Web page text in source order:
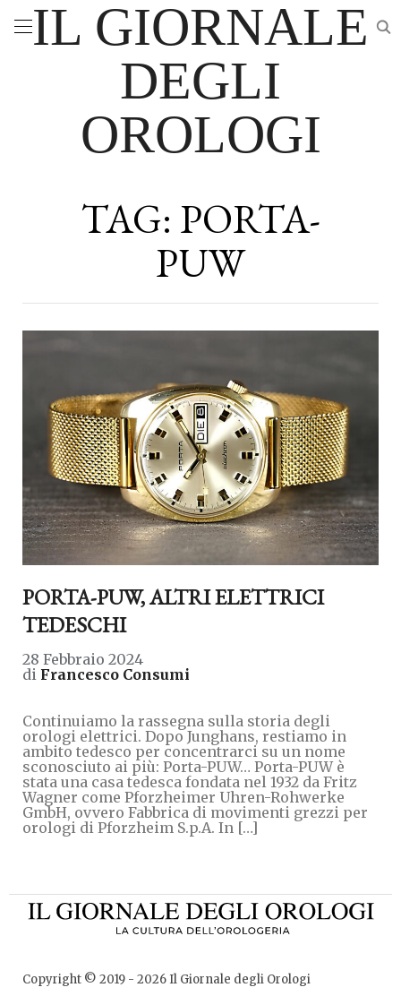
IL GIORNALE
DEGLI
OROLOGI
TAG: PORTA-
PUW
PORTA-PUW, ALTRI ELETTRICI
TEDESCHI
28 Febbraio 2024
di Francesco Consumi
Continuiamo la rassegna sulla storia degli
orologi elettrici. Dopo Junghans, restiamo in
ambito tedesco per concentrarci su un nome
sconosciuto ai più: Porta-PUW… Porta-PUW è
stata una casa tedesca fondata nel 1932 da Fritz
Wagner come Pforzheimer Uhren-Rohwerke
GmbH, ovvero Fabbrica di movimenti grezzi per
orologi di Pforzheim S.p.A. In […]
Copyright © 2019 - 2026Il Giornale degli Orologi